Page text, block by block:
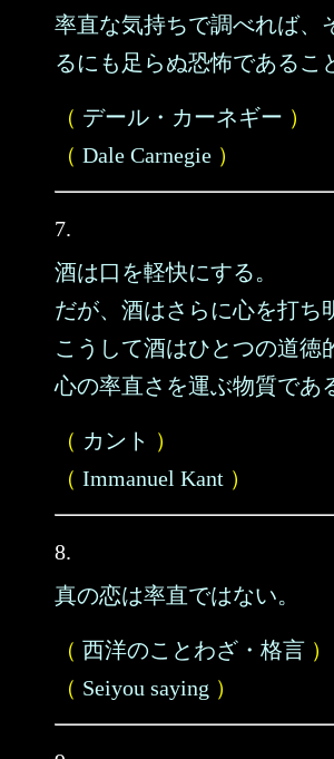
率直な気持ちで調べれば、
るにも足らぬ恐怖であるこ
（ デール・カーネギー ）
（ Dale Carnegie ）
7.
酒は口を軽快にする。
だが、酒はさらに心を打ち
こうして酒はひとつの道徳
心の率直さを運ぶ物質であ
（ カント ）
（ Immanuel Kant ）
8.
真の恋は率直ではない。
（ 西洋のことわざ・格言 ）
（ Seiyou saying ）